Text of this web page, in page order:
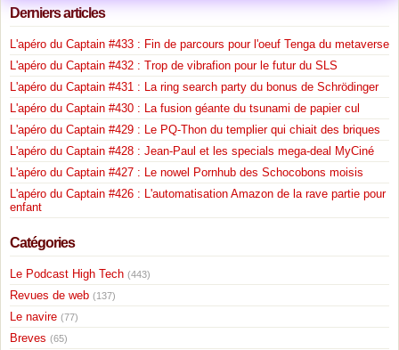
Derniers articles
L'apéro du Captain #433 : Fin de parcours pour l'oeuf Tenga du metaverse
L'apéro du Captain #432 : Trop de vibrafion pour le futur du SLS
L'apéro du Captain #431 : La ring search party du bonus de Schrödinger
L'apéro du Captain #430 : La fusion géante du tsunami de papier cul
L'apéro du Captain #429 : Le PQ-Thon du templier qui chiait des briques
L'apéro du Captain #428 : Jean-Paul et les specials mega-deal MyCiné
L'apéro du Captain #427 : Le nowel Pornhub des Schocobons moisis
L'apéro du Captain #426 : L'automatisation Amazon de la rave partie pour
enfant
Catégories
Le Podcast High Tech (443)
Revues de web (137)
Le navire (77)
Breves (65)